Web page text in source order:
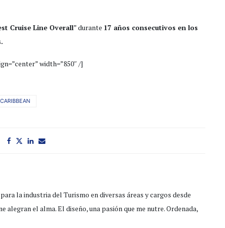
Cruise Line Overall” durante 17 años consecutivos en los
width=”850″ /]
la industria del Turismo en diversas áreas y cargos desde
alegran el alma. El diseño, una pasión que me nutre. Ordenada,